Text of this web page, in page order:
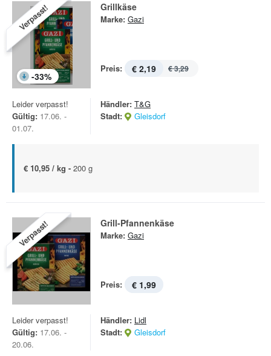
Verpasst!
-33%
Grillkäse
Marke: Gazi
Preis: € 2,19 € 3,29
Leider verpasst!
Gültig: 17.06. -
01.07.
Händler: T&G
Stadt:
Gleisdorf
€ 10,95 / kg - 200 g
Verpasst! Grill-Pfannenkäse
Marke: Gazi
Preis: € 1,99
Leider verpasst!
Gültig: 17.06. -
20.06.
Händler: Lidl
Stadt:
Gleisdorf